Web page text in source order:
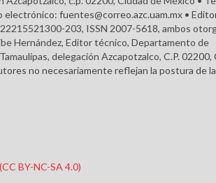
fuentes@correo.azc.uam.mx •
203, ISSN 2007-5618, ambos
Hernández, Editor técnico, Departamento de
delegación Azcapotzalco, C.P. 02200,
no necesariamente reflejan la postura de
BY-NC-SA 4.0)